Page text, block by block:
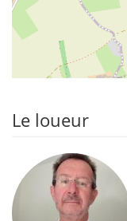
Le loueur